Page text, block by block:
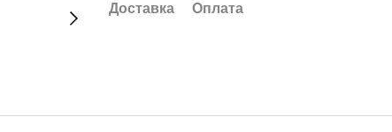
Доставка
Оплата